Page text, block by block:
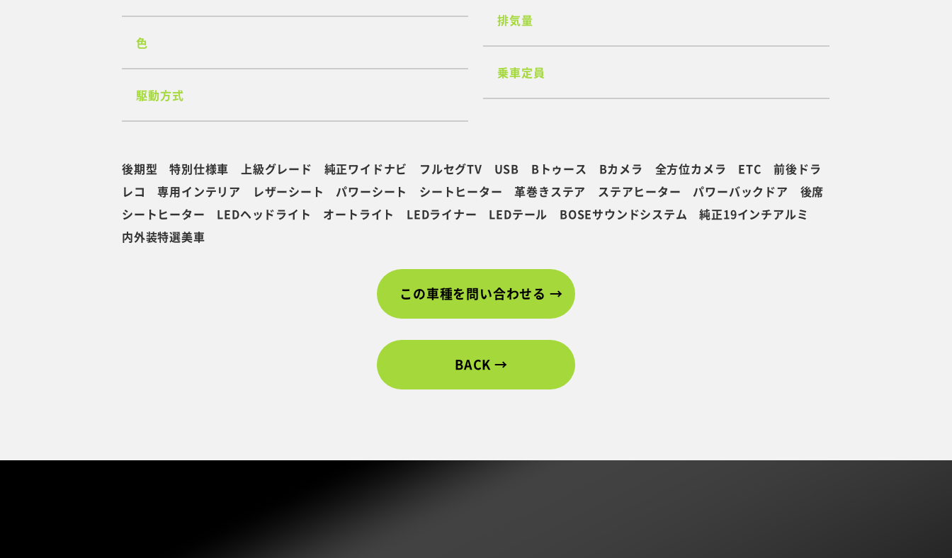
色
駆動方式
排気量
乗車定員
後期型 特別仕様車 上級グレード 純正ワイドナビ フルセグTV USB Bトゥース Bカメラ 全方位カメラ ETC 前後ドラ
レコ 専用インテリア レザーシート パワーシート シートヒーター 革巻きステア ステアヒーター パワーバックドア 後席
シートヒーター LEDヘッドライト オートライト LEDライナー LEDテール BOSEサウンドシステム 純正19インチアルミ
内外装特選美車
この車種を問い合わせる
BACK